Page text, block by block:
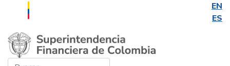
EN
ES
Saltar al contenido principal